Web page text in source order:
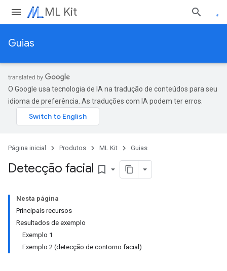
ML Kit
Guias
O Google usa tecnologia de IA na tradução de conteúdos para seu
idioma de preferência. As traduções com IA podem ter erros.
Página inicial Produtos ML Kit Guias
Detecção facial bookmark_border
Nesta página
Principais recursos
Resultados de exemplo
Exemplo 1
Exemplo 2 (detecção de contorno facial)